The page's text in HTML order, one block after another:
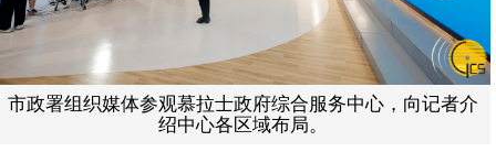
市政署组织媒体参观慕拉士政府综合服务中心，向记者介
绍中心各区域布局。